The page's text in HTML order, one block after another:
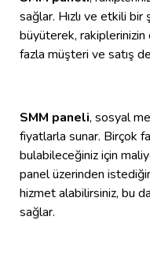
sağlar. Hızlı ve etkili bir
büyüterek, rakiplerinizin
fazla müşteri ve satış
SMM paneli, sosyal
fiyatlarla sunar. Birçok
bulabileceğiniz için
panel üzerinden
hizmet alabilirsiniz, bu
sağlar.